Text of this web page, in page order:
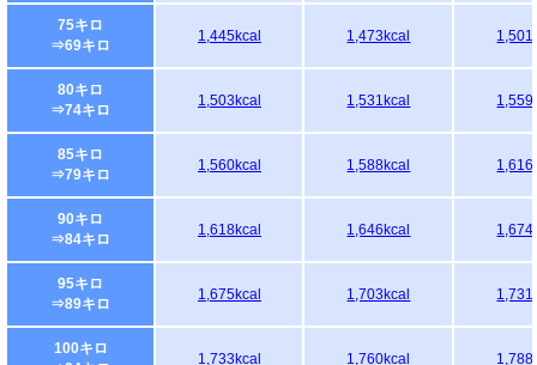
75キロ
⇒69キロ
1,445kcal 1,473kcal
80キロ
⇒74キロ
1,503kcal 1,531kcal
85キロ
⇒79キロ
1,560kcal 1,588kcal
90キロ
⇒84キロ
1,618kcal 1,646kcal
95キロ
⇒89キロ
1,675kcal 1,703kcal
100キロ
1,733kcal 1,760kcal